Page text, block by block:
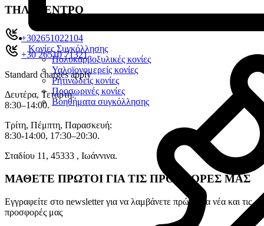
Κονίες Συγκόλλησης
Πολυκαρβοξυλικές κονίες
Υαλοϊονομερείς κονίες
Ρητινώδεις κονίες
Προσωρινές κονίες
Βοηθήματα συγκόλλησης
ΤΗΛ. ΚΕΝΤΡΟ
+302651022104
+30 26510 71321
Standard charges apply
Δευτέρα, Τετάρτη:
8:30–14:00.
Τρίτη, Πέμπτη, Παρασκευή:
8:30-14:00, 17:30–20:30.
Σταδίου 11, 45333 , Ιωάννινα.
ΜΑΘΕΤΕ ΠΡΩΤΟΙ ΓΙΑ ΤΙΣ ΠΡΟΣΦΟΡΕΣ ΜΑΣ
Εγγραφείτε στο newsletter για να λαμβάνετε πρώτοι τα νέα και τις
προσφορές μας